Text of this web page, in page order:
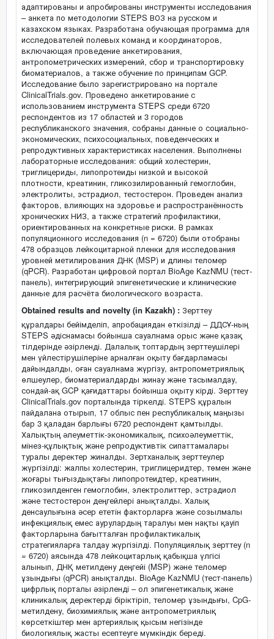
адаптированы и апробированы инструменты исследования
– анкета по методологии STEPS ВОЗ на русском и
казахском языках. Разработана обучающая программа для
исследователей полевых команд и координаторов,
включающая проведение анкетирования,
антропометрических измерений, сбор и транспортировку
биоматериалов, а также обучение по принципам GCP.
Исследование было зарегистрировано на портале
ClinicalTrials.gov. Проведено анкетирование с
использованием инструмента STEPS среди 6720
респондентов из 17 областей и 3 городов
республиканского значения, собраны данные о социально-
экономических, психосоциальных, поведенческих и
репродуктивных характеристиках населения. Выполнены
лабораторные исследования: общий холестерин,
триглицериды, липопротеиды низкой и высокой
плотности, креатинин, гликозилированный гемоглобин,
электролиты, эстрадиол, тестостерон. Проведен анализ
факторов, влияющих на здоровье и распространённость
хронических НИЗ, а также стратегий профилактики,
ориентированных на конкретные риски. В рамках
популяционного исследования (n = 6720) были отобраны
478 образцов лейкоцитарной пленки для исследования
уровней метилирования ДНК (MSP) и длины теломер
(qPCR). Разработан цифровой портал BioAge KazNMU (тест-
панель), интегрирующий эпигенетические и клинические
данные для расчёта биологического возраста.
Obtained results and novelty (in Kazakh) : Зерттеу
құралдары бейімделіп, апробациядан өткізілді – ДДСҰ-ның
STEPS әдіснамасы бойынша сауалнама орыс және қазақ
тілдерінде әзірленді. Далалық топтардың зерттеушілері
мен үйлестірушілеріне арналған оқыту бағдарламасы
дайындалды, оған сауалнама жүргізу, антропометриялық
өлшеулер, биоматериалдарды жинау және тасымалдау,
сондай-ақ GCP қағидаттары бойынша оқыту кірді. Зерттеу
ClinicalTrials.gov порталында тіркелді. STEPS құралын
пайдалана отырып, 17 облыс пен республикалық маңызы
бар 3 қаладан барлығы 6720 респондент қамтылды.
Халықтың әлеуметтік-экономикалық, психоәлеуметтік,
мінез-құлықтық және репродуктивтік сипаттамалары
туралы деректер жиналды. Зертханалық зерттеулер
жүргізілді: жалпы холестерин, триглицеридтер, төмен және
жоғары тығыздықтағы липопротеидтер, креатинин,
гликозилденген гемоглобин, электролиттер, эстрадиол
және тестостерон деңгейлері анықталды. Халық
денсаулығына әсер ететін факторларға және созылмалы
инфекциялық емес аурулардың таралуы мен нақты қауіп
факторларына бағытталған профилактикалық
стратегияларға талдау жүргізілді. Популяциялық зерттеу (n
= 6720) аясында 478 лейкоцитарлық қабықша үлгісі
алынып, ДНҚ метилдену деңгейі (MSP) және теломер
ұзындығы (qPCR) анықталды. BioAge KazNMU (тест-панель)
цифрлық порталы әзірленді – ол эпигенетикалық және
клиникалық деректерді біріктіріп, теломер ұзындығы, CpG-
метилдену, биохимиялық және антропометриялық
көрсеткіштер мен артериялық қысым негізінде
биологиялық жасты есептеуге мүмкіндік береді.